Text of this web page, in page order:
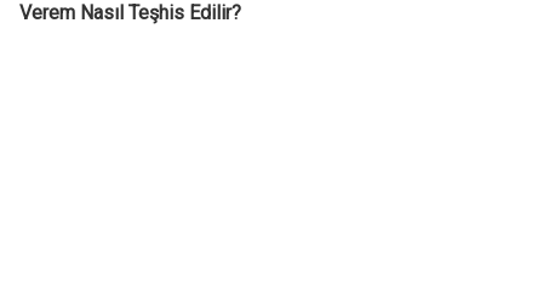
Verem Nasıl Teşhis Edilir?